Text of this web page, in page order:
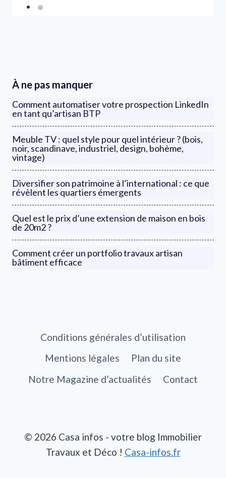
À ne pas manquer
Comment automatiser votre prospection LinkedIn
en tant qu’artisan BTP
Meuble TV : quel style pour quel intérieur ? (bois,
noir, scandinave, industriel, design, bohème,
vintage)
Diversifier son patrimoine à l’international : ce que
révèlent les quartiers émergents
Quel est le prix d’une extension de maison en bois
de 20m2 ?
Comment créer un portfolio travaux artisan
bâtiment efficace
Conditions générales d’utilisation
Mentions légales
Plan du site
Notre Magazine d’actualités
Contact
© 2026 Casa infos - votre blog Immobilier
Travaux et Déco ! Casa-infos.fr